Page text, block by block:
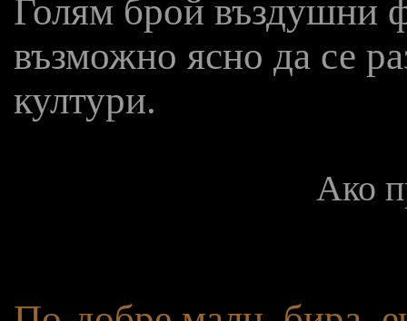
Голям брой въздушни
възможно ясно да се
култури.
Ако